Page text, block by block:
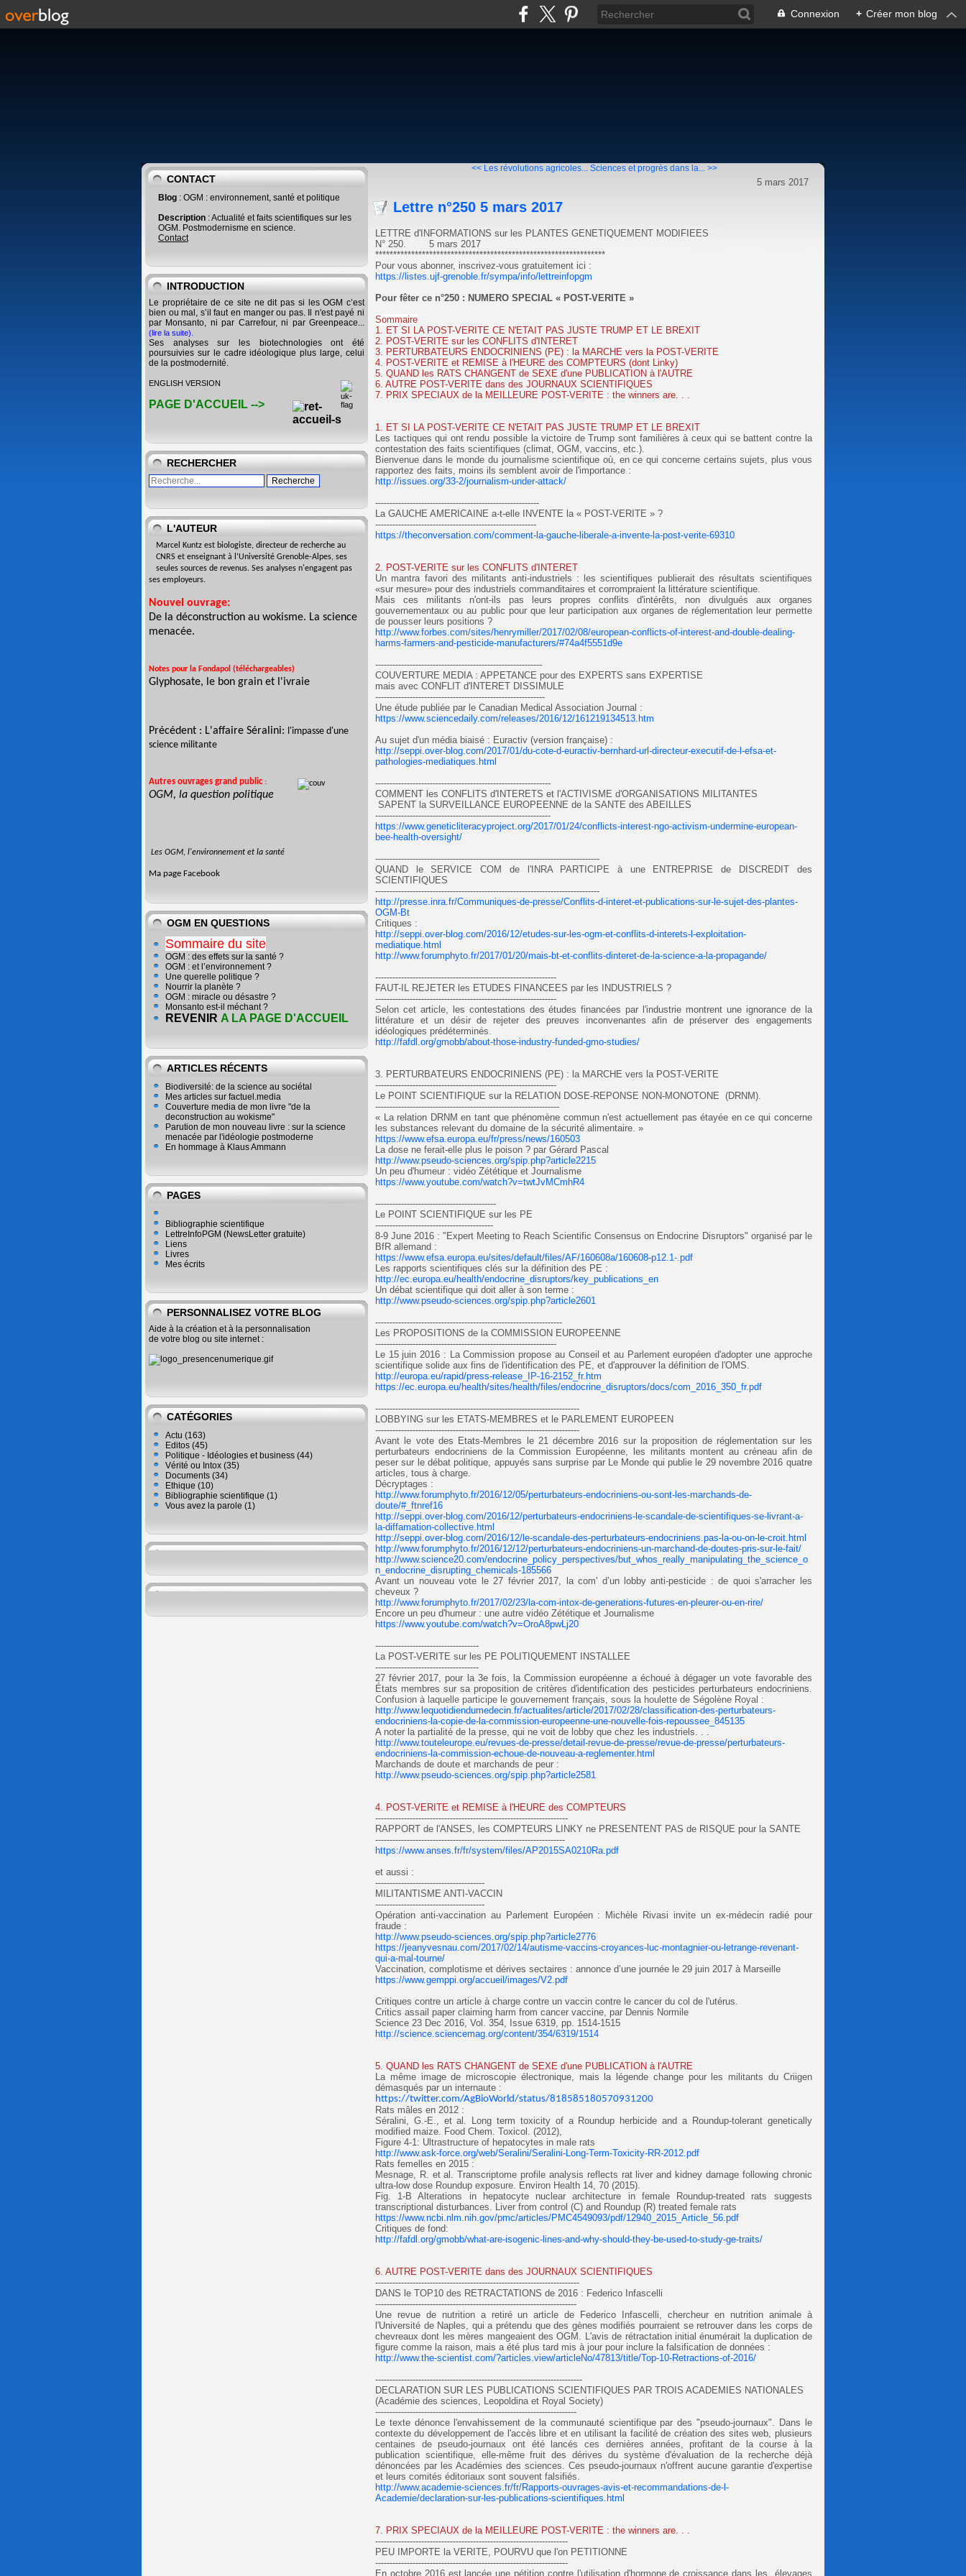
Connexion + Créer mon blog
CONTACT
Blog : OGM : environnement, santé et politique
Description : Actualité et faits scientifiques sur les
OGM. Postmodernisme en science.
Contact
INTRODUCTION
Le propriétaire de ce site ne dit pas si les OGM c’est
bien ou mal, s’il faut en manger ou pas. Il n'est payé ni
par Monsanto, ni par Carrefour, ni par Greenpeace...
(lire la suite)
Ses analyses sur les biotechnologies ont été
poursuivies sur le cadre idéologique plus large, celui
de la postmodernité.
ENGLISH VERSION
PAGE D'ACCUEIL -->
RECHERCHER
L'AUTEUR
Marcel Kuntz est biologiste, directeur de recherche au
CNRS et enseignant à l’Université Grenoble-Alpes, ses
seules sources de revenus. Ses analyses n'engagent pas
ses employeurs.
Nouvel ouvrage:
De la déconstruction au wokisme. La science
menacée.
Notes pour la Fondapol (téléchargeables)
Glyphosate, le bon grain et l'ivraie
Précédent : L'affaire Séralini: l'impasse d'une
science militante
Autres ouvrages grand public :
OGM, la question politique
Les OGM, l'environnement et la santé
Ma page Facebook
OGM EN QUESTIONS
Sommaire du site
OGM : des effets sur la santé ?
OGM : et l’environnement ?
Une querelle politique ?
Nourrir la planète ?
OGM : miracle ou désastre ?
Monsanto est-il méchant ?
REVENIR A LA PAGE D'ACCUEIL
ARTICLES RÉCENTS
Biodiversité: de la science au sociétal
Mes articles sur factuel.media
Couverture media de mon livre "de la
deconstruction au wokisme"
Parution de mon nouveau livre : sur la science
menacée par l'idéologie postmoderne
En hommage à Klaus Ammann
PAGES
Bibliographie scientifique
LettreInfoPGM (NewsLetter gratuite)
Liens
Livres
Mes écrits
PERSONNALISEZ VOTRE BLOG
Aide à la création et à la personnalisation
de votre blog ou site internet :
CATÉGORIES
Actu (163)
Editos (45)
Politique - Idéologies et business (44)
Vérité ou Intox (35)
Documents (34)
Ethique (10)
Bibliographie scientifique (1)
Vous avez la parole (1)
<< Les révolutions agricoles... Sciences et progrès dans la... >>
5 mars 2017
Lettre n°250 5 mars 2017
LETTRE d'INFORMATIONS sur les PLANTES GENETIQUEMENT MODIFIEES
N° 250. 5 mars 2017
****************************************************************
Pour vous abonner, inscrivez-vous gratuitement ici :
https://listes.ujf-grenoble.fr/sympa/info/lettreinfopgm
Pour fêter ce n°250 : NUMERO SPECIAL « POST-VERITE »
Sommaire
1. ET SI LA POST-VERITE CE N'ETAIT PAS JUSTE TRUMP ET LE BREXIT
2. POST-VERITE sur les CONFLITS d'INTERET
3. PERTURBATEURS ENDOCRINIENS (PE) : la MARCHE vers la POST-VERITE
4. POST-VERITE et REMISE à l'HEURE des COMPTEURS (dont Linky)
5. QUAND les RATS CHANGENT de SEXE d'une PUBLICATION à l'AUTRE
6. AUTRE POST-VERITE dans des JOURNAUX SCIENTIFIQUES
7. PRIX SPECIAUX de la MEILLEURE POST-VERITE : the winners are. . .
1. ET SI LA POST-VERITE CE N'ETAIT PAS JUSTE TRUMP ET LE BREXIT
Les tactiques qui ont rendu possible la victoire de Trump sont familières à ceux qui se battent contre la
contestation des faits scientifiques (climat, OGM, vaccins, etc.).
Bienvenue dans le monde du journalisme scientifique où, en ce qui concerne certains sujets, plus vous
rapportez des faits, moins ils semblent avoir de l'importance :
http://issues.org/33-2/journalism-under-attack/
---------------------------------------------------------
La GAUCHE AMERICAINE a-t-elle INVENTE la « POST-VERITE » ?
--------------------------------------------------------
https://theconversation.com/comment-la-gauche-liberale-a-invente-la-post-verite-69310
2. POST-VERITE sur les CONFLITS d'INTERET
Un mantra favori des militants anti-industriels : les scientifiques publierait des résultats scientifiques
«sur mesure» pour des industriels commanditaires et corrompraient la littérature scientifique.
Mais ces militants n'ont-ils pas leurs propres conflits d'intérêts, non divulgués aux organes
gouvernementaux ou au public pour que leur participation aux organes de réglementation leur permette
de pousser leurs positions ?
http://www.forbes.com/sites/henrymiller/2017/02/08/european-conflicts-of-interest-and-double-dealing-
harms-farmers-and-pesticide-manufacturers/#74a4f5551d9e
----------------------------------------------------------
COUVERTURE MEDIA : APPETANCE pour des EXPERTS sans EXPERTISE
mais avec CONFLIT d'INTERET DISSIMULE
-----------------------------------------------------------
Une étude publiée par le Canadian Medical Association Journal :
https://www.sciencedaily.com/releases/2016/12/161219134513.htm
Au sujet d'un média biaisé : Euractiv (version française) :
http://seppi.over-blog.com/2017/01/du-cote-d-euractiv-bernhard-url-directeur-executif-de-l-efsa-et-
pathologies-mediatiques.html
-------------------------------------------------------------
COMMENT les CONFLITS d'INTERETS et l'ACTIVISME d'ORGANISATIONS MILITANTES
SAPENT la SURVEILLANCE EUROPEENNE de la SANTE des ABEILLES
-------------------------------------------------------------
https://www.geneticliteracyproject.org/2017/01/24/conflicts-interest-ngo-activism-undermine-european-
bee-health-oversight/
------------------------------------------------------------------------------
QUAND le SERVICE COM de l'INRA PARTICIPE à une ENTREPRISE de DISCREDIT des
SCIENTIFIQUES
------------------------------------------------------------------------------
http://presse.inra.fr/Communiques-de-presse/Conflits-d-interet-et-publications-sur-le-sujet-des-plantes-
OGM-Bt
Critiques :
http://seppi.over-blog.com/2016/12/etudes-sur-les-ogm-et-conflits-d-interets-l-exploitation-
mediatique.html
http://www.forumphyto.fr/2017/01/20/mais-bt-et-conflits-dinteret-de-la-science-a-la-propagande/
---------------------------------------------------------------
FAUT-IL REJETER les ETUDES FINANCEES par les INDUSTRIELS ?
---------------------------------------------------------------
Selon cet article, les contestations des études financées par l'industrie montrent une ignorance de la
littérature et un désir de rejeter des preuves inconvenantes afin de préserver des engagements
idéologiques prédéterminés.
http://fafdl.org/gmobb/about-those-industry-funded-gmo-studies/
3. PERTURBATEURS ENDOCRINIENS (PE) : la MARCHE vers la POST-VERITE
---------------------------------------------------------------
Le POINT SCIENTIFIQUE sur la RELATION DOSE-REPONSE NON-MONOTONE (DRNM).
----------------------------------------------------------------
« La relation DRNM en tant que phénomène commun n'est actuellement pas étayée en ce qui concerne
les substances relevant du domaine de la sécurité alimentaire. »
https://www.efsa.europa.eu/fr/press/news/160503
La dose ne ferait-elle plus le poison ? par Gérard Pascal
http://www.pseudo-sciences.org/spip.php?article2215
Un peu d'humeur : vidéo Zététique et Journalisme
https://www.youtube.com/watch?v=twtJvMCmhR4
------------------------------------------
Le POINT SCIENTIFIQUE sur les PE
-----------------------------------------
8-9 June 2016 : "Expert Meeting to Reach Scientific Consensus on Endocrine Disruptors" organisé par le
BfR allemand :
https://www.efsa.europa.eu/sites/default/files/AF/160608a/160608-p12.1-.pdf
Les rapports scientifiques clés sur la définition des PE :
http://ec.europa.eu/health/endocrine_disruptors/key_publications_en
Un débat scientifique qui doit aller à son terme :
http://www.pseudo-sciences.org/spip.php?article2601
-----------------------------------------------------------------
Les PROPOSITIONS de la COMMISSION EUROPEENNE
---------------------------------------------------------------
Le 15 juin 2016 : La Commission propose au Conseil et au Parlement européen d'adopter une approche
scientifique solide aux fins de l 'identification des PE, et d'approuver la définition de l 'OMS.
http://europa.eu/rapid/press-release_IP-16-2152_fr.htm
https://ec.europa.eu/health/sites/health/files/endocrine_disruptors/docs/com_2016_350_fr.pdf
-----------------------------------------------------------------------
LOBBYING sur les ETATS-MEMBRES et le PARLEMENT EUROPEEN
-----------------------------------------------------------------------
Avant le vote des Etats-Membres le 21 décembre 2016 sur la proposition de réglementation sur les
perturbateurs endocriniens de la Commission Européenne, les militants montent au créneau afin de
peser sur le débat politique, appuyés sans surprise par Le Monde qui publie le 29 novembre 2016 quatre
articles, tous à charge.
Décryptages :
http://www.forumphyto.fr/2016/12/05/perturbateurs-endocriniens-ou-sont-les-marchands-de-
doute/#_ftnref16
http://seppi.over-blog.com/2016/12/perturbateurs-endocriniens-le-scandale-de-scientifiques-se-livrant-a-
la-diffamation-collective.html
http://seppi.over-blog.com/2016/12/le-scandale-des-perturbateurs-endocriniens.pas-la-ou-on-le-croit.html
http://www.forumphyto.fr/2016/12/12/perturbateurs-endocriniens-un-marchand-de-doutes-pris-sur-le-fait/
http://www.science20.com/endocrine_policy_perspectives/but_whos_really_manipulating_the_science_o
n_endocrine_disrupting_chemicals-185566
Avant un nouveau vote le 27 février 2017, la com' d’un lobby anti-pesticide : de quoi s'arracher les
cheveux ?
http://www.forumphyto.fr/2017/02/23/la-com-intox-de-generations-futures-en-pleurer-ou-en-rire/
Encore un peu d'humeur : une autre vidéo Zététique et Journalisme
https://www.youtube.com/watch?v=OroA8pwLj20
------------------------------------
La POST-VERITE sur les PE POLITIQUEMENT INSTALLEE
------------------------------------
27 février 2017, pour la 3e fois, la Commission européenne a échoué à dégager un vote favorable des
États membres sur sa proposition de critères d'identification des pesticides perturbateurs endocriniens.
Confusion à laquelle participe le gouvernement français, sous la houlette de Ségolène Royal :
http://www.lequotidiendumedecin.fr/actualites/article/2017/02/28/classification-des-perturbateurs-
endocriniens-la-copie-de-la-commission-europeenne-une-nouvelle-fois-repoussee_845135
A noter la partialité de la presse, qui ne voit de lobby que chez les industriels. . .
http://www.touteleurope.eu/revues-de-presse/detail-revue-de-presse/revue-de-presse/perturbateurs-
endocriniens-la-commission-echoue-de-nouveau-a-reglementer.html
Marchands de doute et marchands de peur :
http://www.pseudo-sciences.org/spip.php?article2581
4. POST-VERITE et REMISE à l'HEURE des COMPTEURS
-------------------------------------------------------------------
RAPPORT de l'ANSES, les COMPTEURS LINKY ne PRESENTENT PAS de RISQUE pour la SANTE
------------------------------------------------------------------
https://www.anses.fr/fr/system/files/AP2015SA0210Ra.pdf
et aussi :
--------------------------------------
MILITANTISME ANTI-VACCIN
--------------------------------------
Opération anti-vaccination au Parlement Européen : Michèle Rivasi invite un ex-médecin radié pour
fraude :
http://www.pseudo-sciences.org/spip.php?article2776
https://jeanyvesnau.com/2017/02/14/autisme-vaccins-croyances-luc-montagnier-ou-letrange-revenant-
qui-a-mal-tourne/
Vaccination, complotisme et dérives sectaires : annonce d’une journée le 29 juin 2017 à Marseille
https://www.gemppi.org/accueil/images/V2.pdf
Critiques contre un article à charge contre un vaccin contre le cancer du col de l'utérus.
Critics assail paper claiming harm from cancer vaccine, par Dennis Normile
Science 23 Dec 2016, Vol. 354, Issue 6319, pp. 1514-1515
http://science.sciencemag.org/content/354/6319/1514
5. QUAND les RATS CHANGENT de SEXE d'une PUBLICATION à l'AUTRE
La même image de microscopie électronique, mais la légende change pour les militants du Criigen
démasqués par un internaute :
https://twitter.com/AgBioWorld/status/818585180570931200
Rats mâles en 2012 :
Séralini, G.-E., et al. Long term toxicity of a Roundup herbicide and a Roundup-tolerant genetically
modified maize. Food Chem. Toxicol. (2012),
Figure 4-1: Ultrastructure of hepatocytes in male rats
http://www.ask-force.org/web/Seralini/Seralini-Long-Term-Toxicity-RR-2012.pdf
Rats femelles en 2015 :
Mesnage, R. et al. Transcriptome profile analysis reflects rat liver and kidney damage following chronic
ultra-low dose Roundup exposure. Environ Health 14, 70 (2015).
Fig. 1-B Alterations in hepatocyte nuclear architecture in female Roundup-treated rats suggests
transcriptional disturbances. Liver from control (C) and Roundup (R) treated female rats
https://www.ncbi.nlm.nih.gov/pmc/articles/PMC4549093/pdf/12940_2015_Article_56.pdf
Critiques de fond:
http://fafdl.org/gmobb/what-are-isogenic-lines-and-why-should-they-be-used-to-study-ge-traits/
6. AUTRE POST-VERITE dans des JOURNAUX SCIENTIFIQUES
-----------------------------------------------------------------------
DANS le TOP10 des RETRACTATIONS de 2016 : Federico Infascelli
----------------------------------------------------------------------
Une revue de nutrition a retiré un article de Federico Infascelli, chercheur en nutrition animale à
l'Université de Naples, qui a prétendu que des gènes modifiés pourraient se retrouver dans les corps de
chevreaux dont les mères mangeaient des OGM. L'avis de rétractation initial énumérait la duplication de
figure comme la raison, mais a été plus tard mis à jour pour inclure la falsification de données :
http://www.the-scientist.com/?articles.view/articleNo/47813/title/Top-10-Retractions-of-2016/
------------------------------------------------------------------------
DECLARATION SUR LES PUBLICATIONS SCIENTIFIQUES PAR TROIS ACADEMIES NATIONALES
(Académie des sciences, Leopoldina et Royal Society)
----------------------------------------------------------------------
Le texte dénonce l'envahissement de la communauté scientifique par des "pseudo-journaux". Dans le
contexte du développement de l'accès libre et en utilisant la facilité de création des sites web, plusieurs
centaines de pseudo-journaux ont été lancés ces dernières années, profitant de la course à la
publication scientifique, elle-même fruit des dérives du système d'évaluation de la recherche déjà
dénoncées par les Académies des sciences. Ces pseudo-journaux n'offrent aucune garantie d'expertise
et leurs comités éditoriaux sont souvent falsifiés.
http://www.academie-sciences.fr/fr/Rapports-ouvrages-avis-et-recommandations-de-l-
Academie/declaration-sur-les-publications-scientifiques.html
7. PRIX SPECIAUX de la MEILLEURE POST-VERITE : the winners are. . .
-------------------------------------------------------------------
PEU IMPORTE la VERITE, POURVU que l'on PETITIONNE
-------------------------------------------------------------------
En octobre 2016 est lancée une pétition contre l'utilisation d'hormone de croissance dans les élevages